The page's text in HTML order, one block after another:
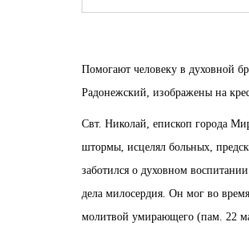
Помогают человеку в духовной
Радонежский, изображены на
Свт. Николай, епископ города
штормы, исцелял больных,
заботился о духовном
дела милосердия. Он мог во
молитвой умирающего (пам. 22